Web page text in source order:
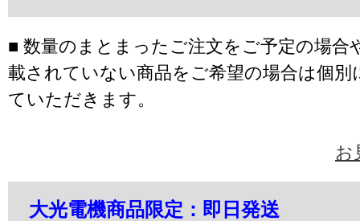
■ 数量のまとまったご注文をご予定の場合
載されていない商品をご希望の場合は個別
ていただきます。
お
大光電機商品限定：即日発送